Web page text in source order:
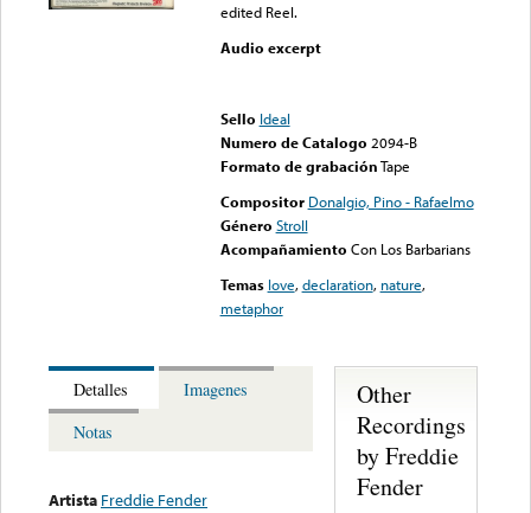
edited Reel.
Audio excerpt
Sello Ideal
Numero de Catalogo 2094-B
Formato de grabaciónTape
Compositor Donalgio, Pino - Rafaelmo
Género Stroll
Acompañamiento Con Los Barbarians
Temas love,declaration, nature,
metaphor
Detalles
Imagenes
Notas
Artista Freddie Fender
Other
Recordings
by Freddie
Fender